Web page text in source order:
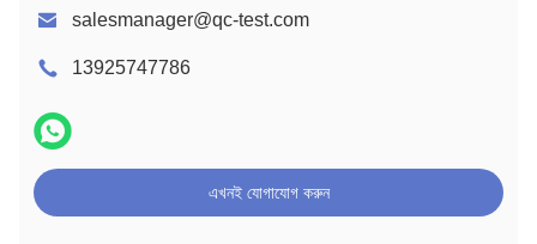
salesmanager@qc-test.com
13925747786
এখনই যোগাযোগ করুন